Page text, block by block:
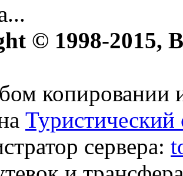
© 1998-2015,
копировании
сервера: